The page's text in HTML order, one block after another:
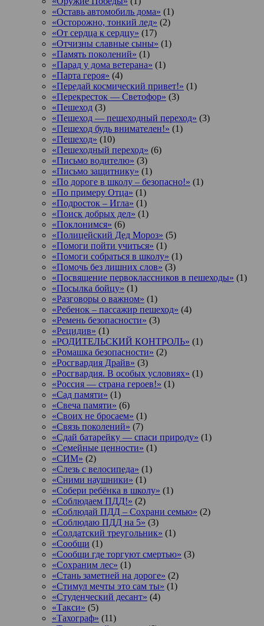
«Оставь автомобиль дома» (1)
«Осторожно, тонкий лед» (2)
«От сердца к сердцу» (17)
«Отчизны славные сыны» (1)
«Память поколений» (1)
«Парад у дома ветерана» (1)
«Парта героя» (4)
«Передай космический привет!» (1)
«Перекресток — Светофор» (3)
«Пешеход (3)
«Пешеход — пешеходный переход» (3)
«Пешеход будь внимателен!» (1)
«Пешеход» (10)
«Пешеходный переход» (6)
«Письмо водителю» (3)
«Письмо защитнику» (1)
«По дороге в школу – безопасно!» (1)
«По примеру Отца» (1)
«Подросток ‒ Игла» (1)
«Поиск добрых дел» (1)
«Поклонимся» (6)
«Полицейский Дед Мороз» (5)
«Помоги пойти учиться» (1)
«Помоги собраться в школу» (1)
«Помочь без лишних слов» (3)
«Посвящение первоклассников в пешеходы» (1)
«Посылка бойцу» (1)
«Разговоры о важном» (1)
«Ребенок – пассажир пешеход» (4)
«Ремень безопасности» (3)
«Рецидив» (1)
«РОДИТЕЛЬСКИЙ КОНТРОЛЬ» (1)
«Ромашка безопасности» (2)
«Росгвардия Драйв» (3)
«Росгвардия. В особых условиях» (1)
«Россия — страна героев!» (1)
«Сад памяти» (1)
«Свеча памяти» (6)
«Своих не бросаем» (1)
«Связь поколений» (7)
«Сдай батарейку — спаси природу» (1)
«Семейные ценности» (1)
«СИМ» (2)
«Слезь с велосипеда» (1)
«Сними наушники» (1)
«Собери ребёнка в школу» (1)
«Соблюдаем ПДД!» (2)
«Соблюдай ПДД – Сохрани семью» (2)
«Соблюдаю ПДД на 5» (3)
«Солдатский треугольник» (1)
«Сообщи (1)
«Сообщи где торгуют смертью» (3)
«Сохраним лес» (1)
«Стань заметней на дороге» (2)
«Стимул мечты это сам ты» (1)
«Студенческий десант» (4)
«Такси» (5)
«Тахограф» (11)